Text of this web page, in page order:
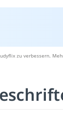
zu verbessern.